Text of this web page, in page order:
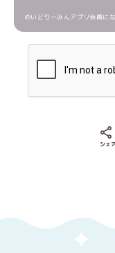
めいどりーみんアプリ会員に
シェ